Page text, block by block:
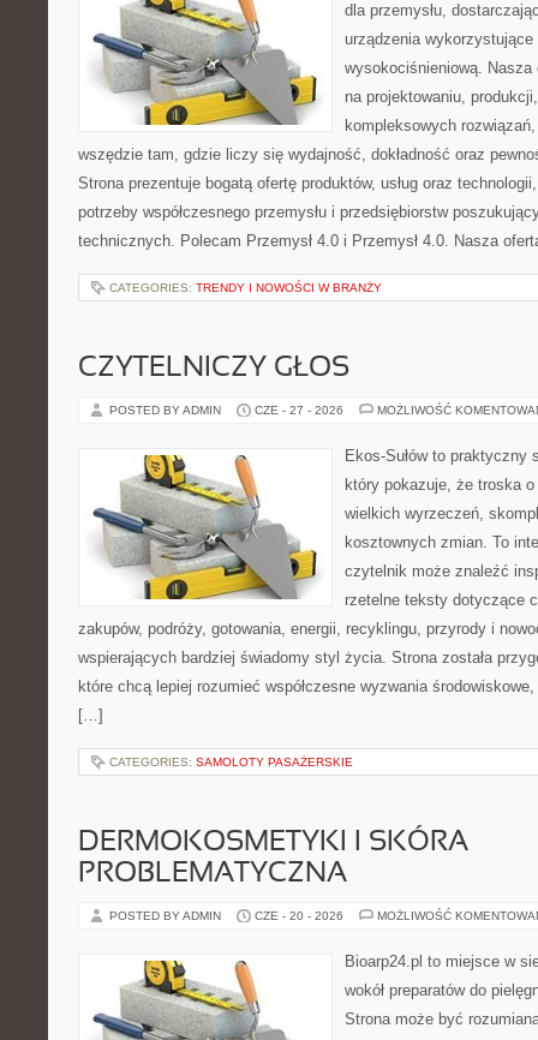
dla przemysłu,
urządzenia wykorzystujące
wysokociśnieniową. Nasza
na projektowaniu,
kompleksowych
wszędzie tam, gdzie liczy się wydajność, dokładność oraz
Strona prezentuje bogatą ofertę produktów, usług oraz
potrzeby współczesnego przemysłu i przedsiębiorstw
technicznych. Polecam Przemysł 4.0 i Przemysł 4.0. Nasza
CATEGORIES: TRENDY I NOWOŚCI W BRANŻY
CZYTELNICZY GŁOS
POSTED BY ADMIN CZE - 27 - 2026 MOŻLIWOŚĆ
Ekos-Sułów to praktyczny
który pokazuje, że troska
wielkich wyrzeczeń,
kosztownych zmian. To
czytelnik może znaleźć
rzetelne teksty dotyczące
zakupów, podróży, gotowania, energii, recyklingu, przyrody i
wspierających bardziej świadomy styl życia. Strona została
które chcą lepiej rozumieć współczesne wyzwania
[…]
CATEGORIES: SAMOLOTY PASAŻERSKIE
DERMOKOSMETYKI I SKÓRA
PROBLEMATYCZNA
POSTED BY ADMIN CZE - 20 - 2026 MOŻLIWOŚĆ
Bioarp24.pl to miejsce w
wokół preparatów do
Strona może być